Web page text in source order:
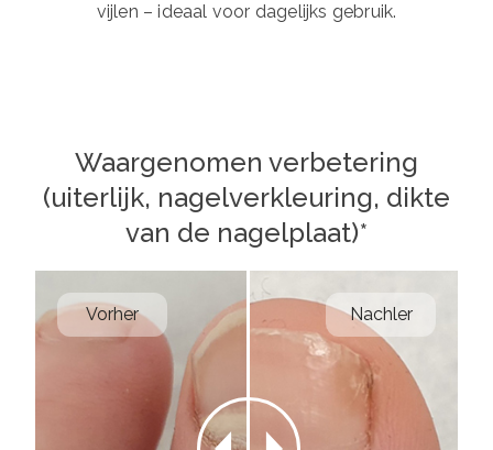
vijlen – ideaal voor dagelijks gebruik.
Waargenomen verbetering
(uiterlijk, nagelverkleuring, dikte
van de nagelplaat)*
Vorher Nachler